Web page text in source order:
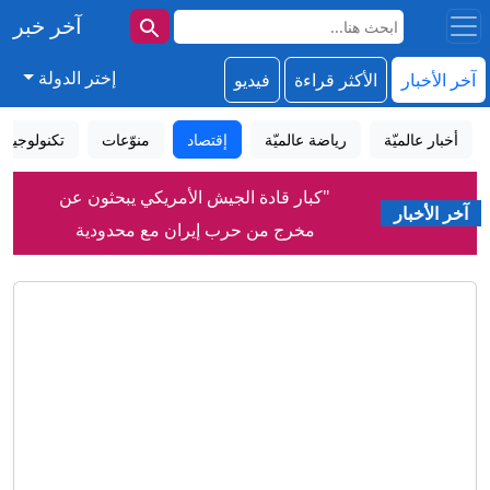
آخر خبر
آخر الأخبار الأكثر قراءة فيديو إختر الدولة
أخبار عالميّة رياضة عالميّة إقتصاد منوّعات تكنولوجيا
آخر الأخبار
"كبار قادة الجيش الأمريكي يبحثون عن
مخرج من حرب إيران مع محدودية
الخيارات".. مصادر تكشف لـCNN
واشنطن تتوقع "اتفاقاً قريباً" مع طهران،